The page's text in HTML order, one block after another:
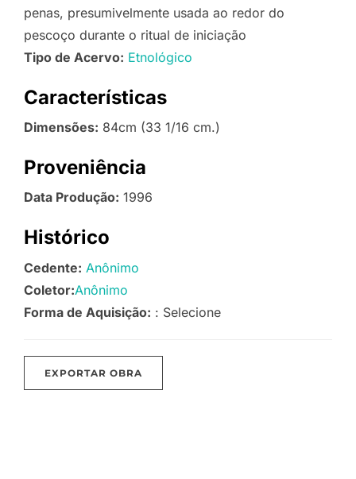
penas, presumivelmente usada ao redor do
pescoço durante o ritual de iniciação
Tipo de Acervo: Etnológico
Características
Dimensões: 84cm (33 1/16 cm.)
Proveniência
Data Produção: 1996
Histórico
Cedente: Anônimo
Coletor:Anônimo
Forma de Aquisição: : Selecione
EXPORTAR OBRA